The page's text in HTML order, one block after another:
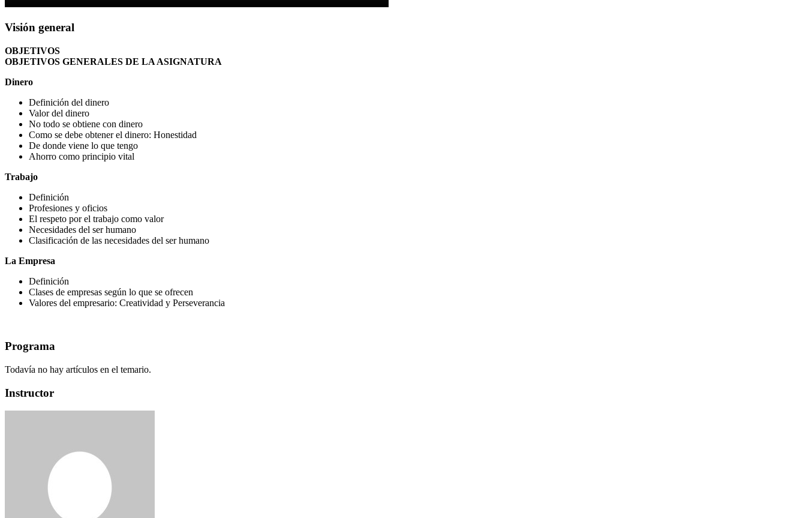
Visión general
OBJETIVOS
OBJETIVOS GENERALES DE LA ASIGNATURA
Dinero
Definición del dinero
Valor del dinero
No todo se obtiene con dinero
Como se debe obtener el dinero: Honestidad
De donde viene lo que tengo
Ahorro como principio vital
Trabajo
Definición
Profesiones y oficios
El respeto por el trabajo como valor
Necesidades del ser humano
Clasificación de las necesidades del ser humano
La Empresa
Definición
Clases de empresas según lo que se ofrecen
Valores del empresario: Creatividad y Perseverancia
Programa
Todavía no hay artículos en el temario.
Instructor